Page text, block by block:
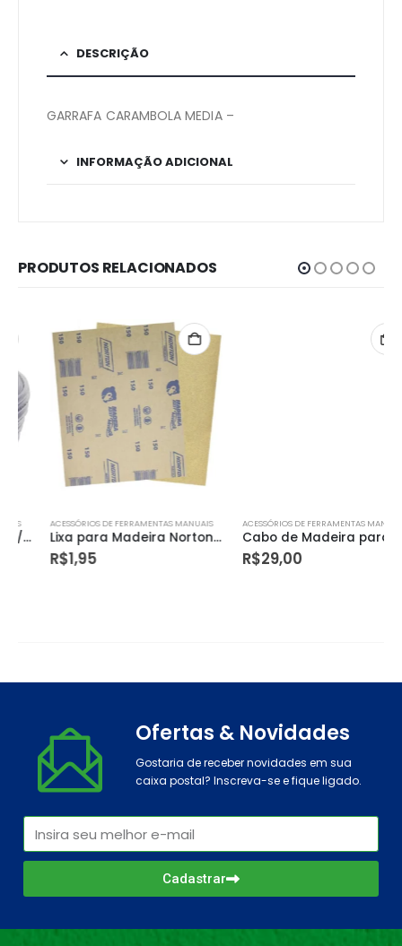
DESCRIÇÃO
GARRAFA CARAMBOLA MEDIA –
INFORMAÇÃO ADICIONAL
PRODUTOS RELACIONADOS
ACESSÓRIOS DE FERRAMENTAS MANUAIS
Lixa para Madeira Norton 150 A237 com 50 Peças
1,95
ACESSÓRIOS DE FERRAMENTAS MANUAIS
Cabo de Madeira para Pá de Corte Reforçada 7 Cravos – Paraboni
29,00
Ofertas & Novidades
Gostaria de receber novidades em sua
caixa postal? Inscreva-se e fique ligado.
Cadastrar